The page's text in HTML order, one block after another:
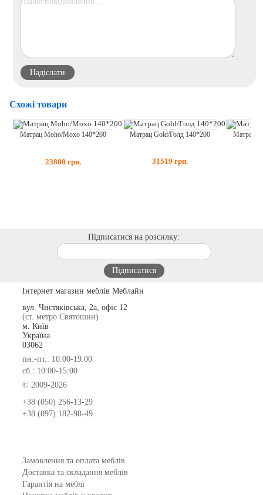
Схожі товари
Матрац Moho/Мохо 140*200
23808 грн.
Матрац Gold/Голд 140*200
31519 грн.
Матрац
Підписатися на розсилку:
Інтернет магазин меблів Меблайн
вул. Чистяківська, 2а, офіс 12
(ст. метро Святошин)
м. Київ
Україна
03062
пн.-пт.: 10:00-19:00
сб.: 10:00-15:00
© 2009-2026
+38 (050) 256-13-29
+38 (097) 182-98-49
Замовлення та оплата меблів
Доставка та складання меблів
Гарантія на меблі